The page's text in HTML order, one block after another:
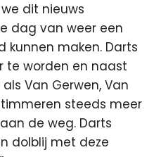
dit nieuws
dag van weer een
kunnen maken. Darts
te worden en naast
Van Gerwen, Van
steeds meer
de weg. Darts
dolblij met deze